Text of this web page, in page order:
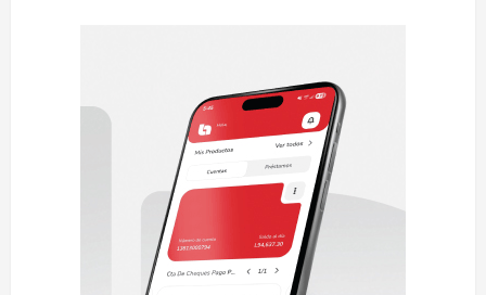
Comayagüela